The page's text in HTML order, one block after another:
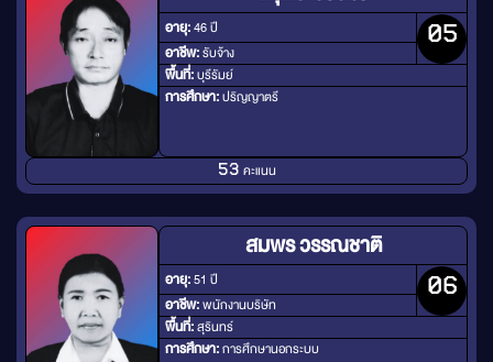
อายุ:46 ปี
อาชีพ:รับจ้าง
05
พื้นที่:บุรีรัมย์
การศึกษา:ปริญญาตรี
53 คะแนน
สมพร วรรณชาติ
อายุ:51 ปี
อาชีพ:พนักงานบริษัท
06
พื้นที่:สุรินทร์
การศึกษา:การศึกษานอกระบบ